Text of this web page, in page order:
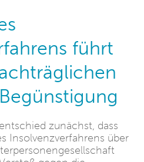
führt
zunächst, dass
Insolvenzverfahrens über